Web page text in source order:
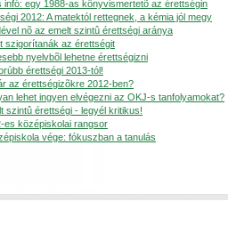
infó: egy 1988-as könyvismertetõ az érettségin
2012: A matektól rettegnek, a kémia jól megy
nõ az emelt szintû érettségi aránya
szigorítanák az érettségit
nyelvbõl lehetne érettségizni
érettségi 2013-tól!
az érettségizõkre 2012-ben?
lehet ingyen elvégezni az OKJ-s tanfolyamokat?
szintû érettségi - legyél kritikus!
es középiskolai rangsor
vége: fókuszban a tanulás